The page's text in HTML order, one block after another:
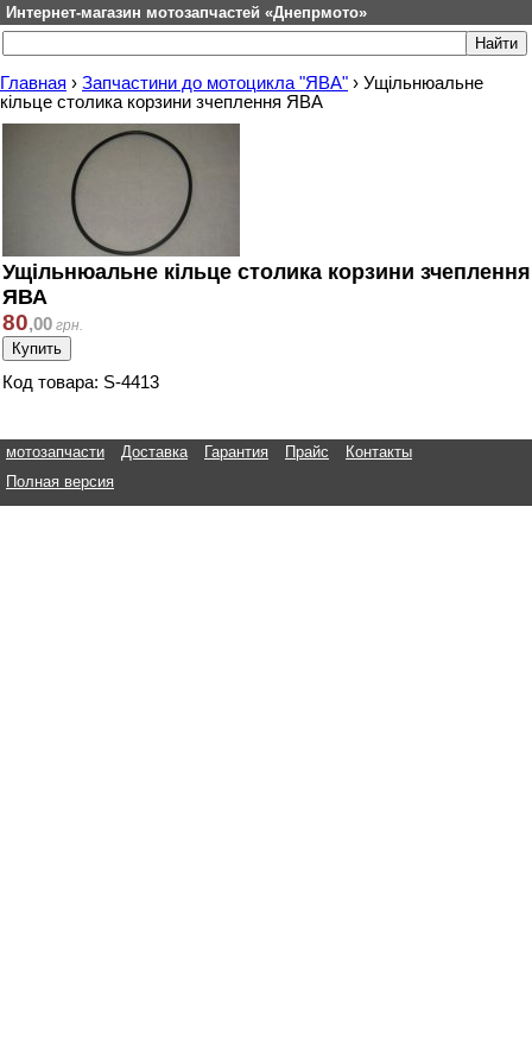
Интернет-магазин мотозапчастей «Днепрмото»
Главная › Запчастини до мотоцикла "ЯВА" › Ущільнюальне
кільце столика корзини зчеплення ЯВА
Ущільнюальне кільце столика корзини зчеплення
ЯВА
80,00 грн.
Код товара: S-4413
мотозапчасти Доставка Гарантия Прайс
Контакты
Полная версия